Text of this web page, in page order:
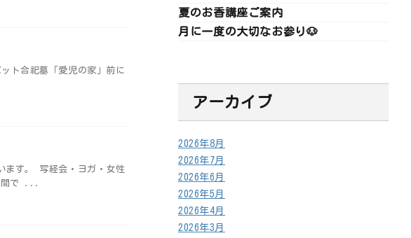
ト合祀墓「愛児の家」前に
ます。 写経会・ヨガ・女性
間で ...
夏のお香講座ご案内
月に一度の大切なお参り🐶
アーカイブ
2026年8月
2026年7月
2026年6月
2026年5月
2026年4月
2026年3月